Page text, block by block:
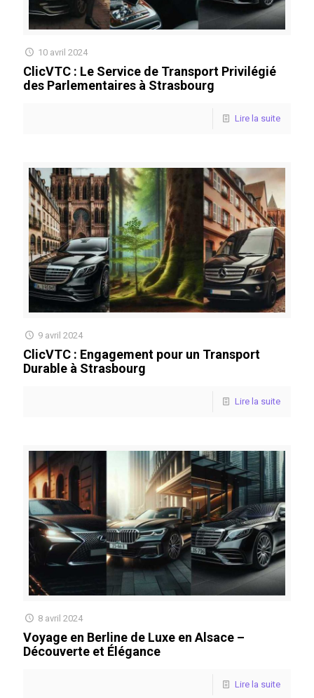
10 avril 2024
ClicVTC : Le Service de Transport Privilégié
des Parlementaires à Strasbourg
Lire la suite
9 avril 2024
ClicVTC : Engagement pour un Transport
Durable à Strasbourg
Lire la suite
8 avril 2024
Voyage en Berline de Luxe en Alsace –
Découverte et Élégance
Lire la suite